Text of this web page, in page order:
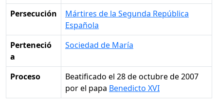
Persecución
Mártires de la Segunda República
Española
Perteneció
a
Sociedad de María
Proceso
Beatificado el 28 de octubre de 2007
por el papa Benedicto XVI